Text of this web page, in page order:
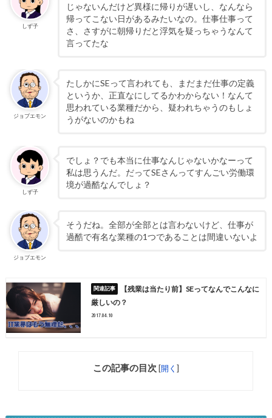
しず子
じゃないんだけど異様に帰りが遅いし、なんなら
帰ってこない日があるみたいなの。仕事仕事って
さ、さすがに朝帰りだと浮気を疑っちゃうなんて
言ってたな
ジョブエモン
たしかにSEって言われても、まだまだ仕事の定義
というか、正直なにしてるかわからない！なんて
思われている業種だから、疑われちゃうのもしょ
うがないのかもね
しず子
でしょ？でも本当に仕事なんじゃないかなーって
私は思うんだ。だってSEさんってすんごい労働環
境が過酷なんでしょ？
ジョブエモン
そうだね。全部が全部とは言わないけど、仕事が
過酷で有名な業種の1つであることは間違いないよ
【残業は当たり前】SEってなんでこんなに
厳しいの？
2017.04.10
この記事の目次 [開く ]